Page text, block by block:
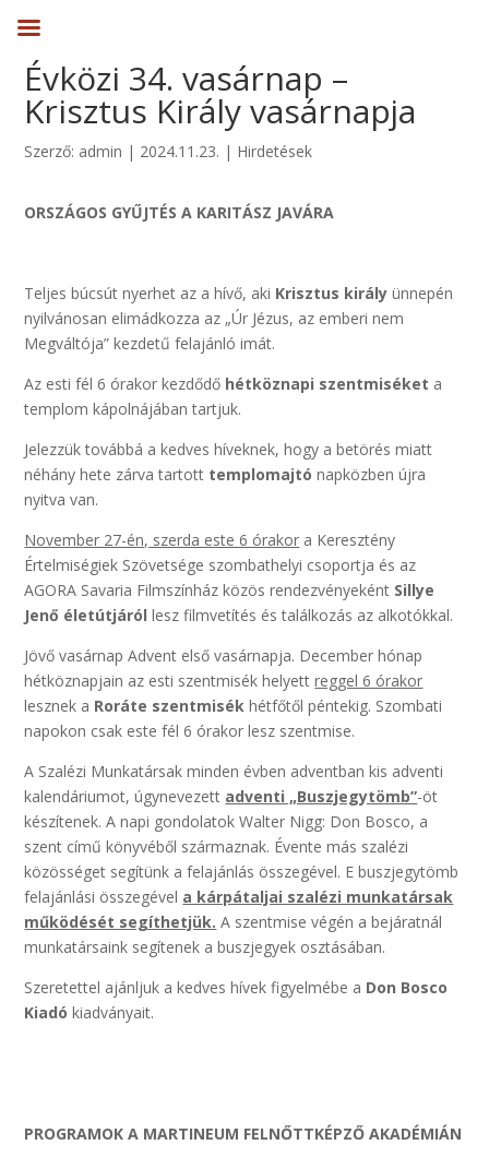
Évközi 34. vasárnap –
Krisztus Király vasárnapja
Szerző: admin | 2024.11.23. | Hirdetések
ORSZÁGOS GYŰJTÉS A KARITÁSZ JAVÁRA
Teljes búcsút nyerhet az a hívő, aki Krisztus király ünnepén
nyilvánosan elimádkozza az „Úr Jézus, az emberi nem
Megváltója” kezdetű felajánló imát.
Az esti fél 6 órakor kezdődő hétköznapi szentmiséket a
templom kápolnájában tartjuk.
Jelezzük továbbá a kedves híveknek, hogy a betörés miatt
néhány hete zárva tartott templomajtó napközben újra
nyitva van.
November 27-én, szerda este 6 órakor a Keresztény
Értelmiségiek Szövetsége szombathelyi csoportja és az
AGORA Savaria Filmszínház közös rendezvényeként Sillye
Jenő életútjáról lesz filmvetítés és találkozás az alkotókkal.
Jövő vasárnap Advent első vasárnapja. December hónap
hétköznapjain az esti szentmisék helyettreggel 6 órakor
lesznek a Roráte szentmisék hétfőtől péntekig. Szombati
napokon csak este fél 6 órakor lesz szentmise.
A Szalézi Munkatársak minden évben adventban kis adventi
kalendáriumot, úgynevezett adventi „Buszjegytömb”-öt
készítenek. A napi gondolatok Walter Nigg: Don Bosco, a
szent című könyvéből származnak. Évente más szalézi
közösséget segítünk a felajánlás összegével. E buszjegytömb
felajánlási összegével a kárpátaljai szalézi munkatársak
működését segíthetjük. A szentmise végén a bejáratnál
munkatársaink segítenek a buszjegyek osztásában.
Szeretettel ajánljuk a kedves hívek figyelmébe a Don Bosco
Kiadó kiadványait.
PROGRAMOK A MARTINEUM FELNŐTTKÉPZŐ AKADÉMIÁN